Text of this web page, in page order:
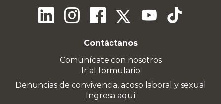
Contáctanos
Comunícate con nosotros
Ir al formulario
Denuncias de convivencia, acoso laboral y sexual
Ingresa aquí